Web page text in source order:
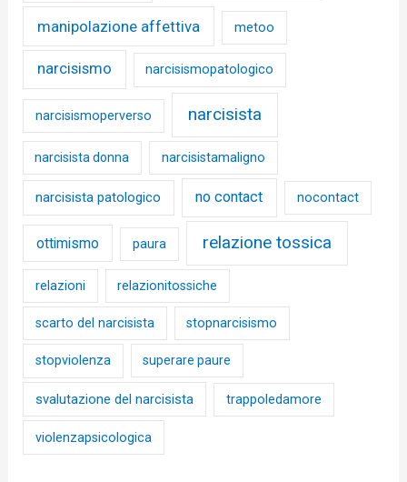
manipolazione affettiva metoo
narcisismo narcisismopatologico
narcisismoperverso narcisista
narcisista donna narcisistamaligno
narcisista patologico no contact nocontact
ottimismo paura relazione tossica
relazioni relazionitossiche
scarto del narcisista stopnarcisismo
stopviolenza superare paure
svalutazione del narcisista trappoledamore
violenzapsicologica